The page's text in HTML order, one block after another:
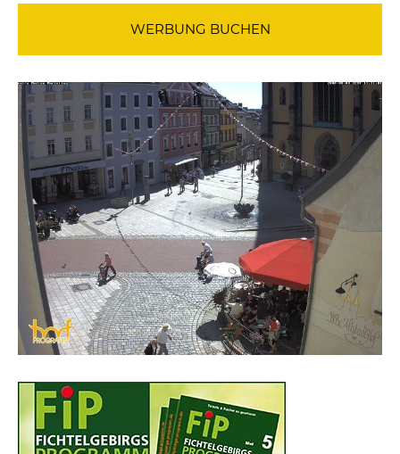
WERBUNG BUCHEN